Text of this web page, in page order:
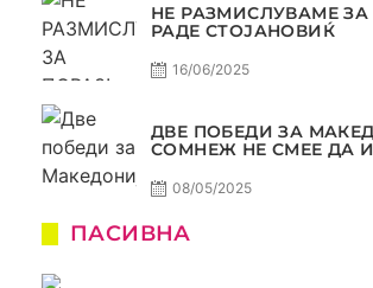
НЕ РАЗМИСЛУВАМЕ ЗА
РАДЕ СТОЈАНОВИЌ
16/06/2025
ДВЕ ПОБЕДИ ЗА
СОМНЕЖ НЕ СМЕЕ ДА
08/05/2025
ПАСИВНА